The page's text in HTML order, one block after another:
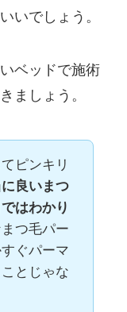
いでしょう。
ベッドで施術
ましょう。
ピンキリ
良いまつ
はわかり
つ毛パー
ぐパーマ
とじゃな